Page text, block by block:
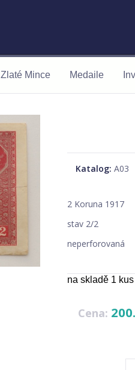
Zlaté Mince Medaile
Katalog: A03
2 Koruna 1917
stav 2/2
neperforovaná
na skladě 1 kus
Cena: